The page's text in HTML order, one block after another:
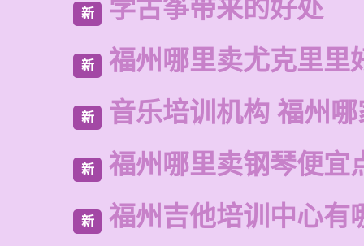
新 学古筝带来的好处
新 福州哪里卖尤克里里
新 音乐培训机构 福州
新 福州哪里卖钢琴便宜
新 福州吉他培训中心有